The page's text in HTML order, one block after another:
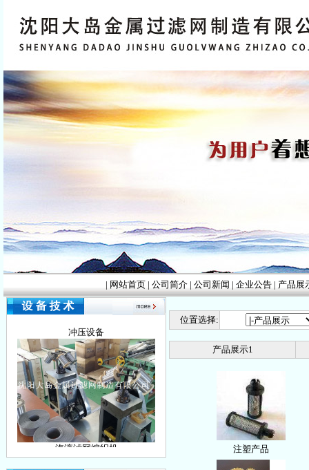
| 网站首页 | 公司简介 | 公司新闻 | 企业公告 | 产品展
盘管切断机
冲压设备
汽液滤网编织机
位置选择:
产品展示1
注塑产品